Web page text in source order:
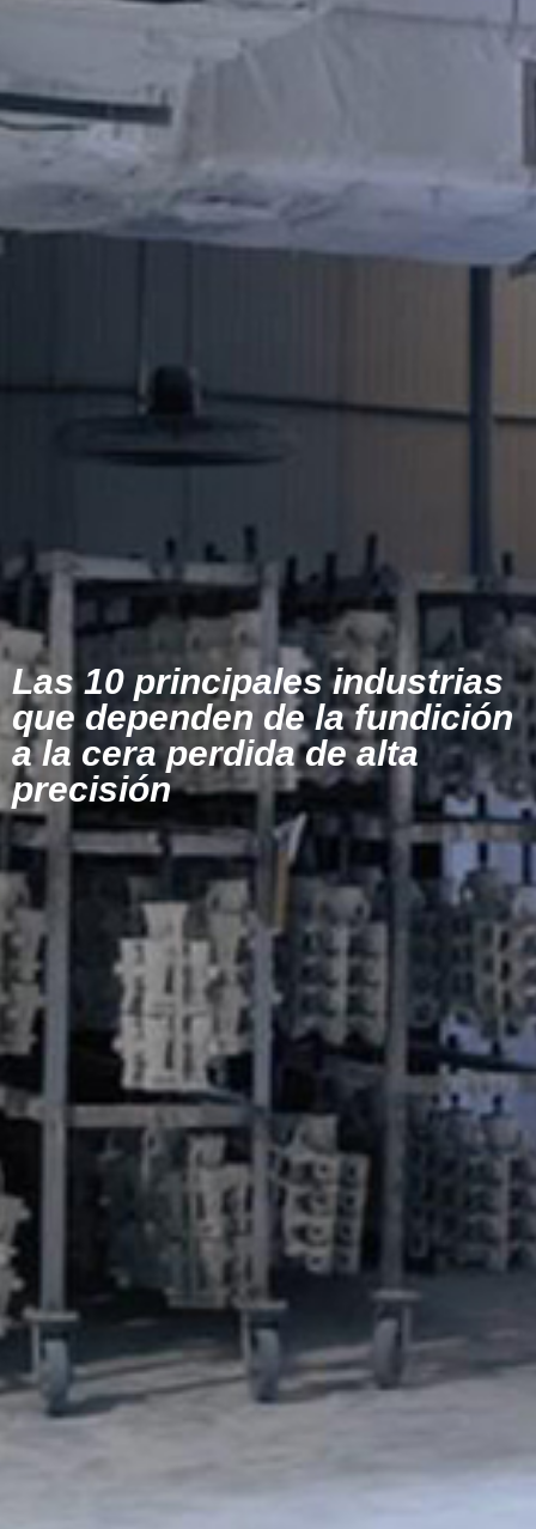
Las 10 principales industrias
que dependen de la fundición
a la cera perdida de alta
precisión